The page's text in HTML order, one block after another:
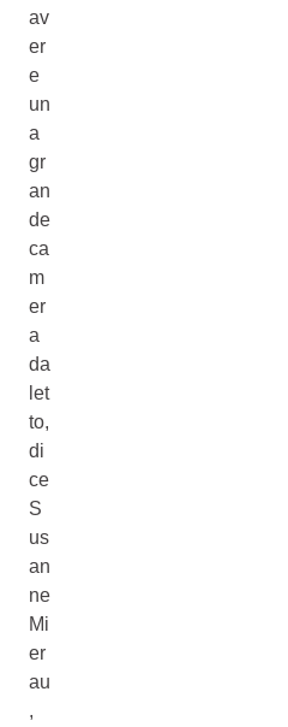
av
er
e
un
a
gr
an
de
ca
m
er
a
da
let
to,
di
ce
S
us
an
ne
Mi
er
au
,